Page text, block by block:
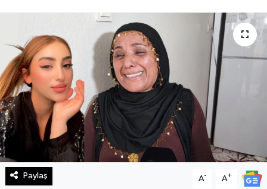
Paylaş A- A+
Manşet Altı
Manşetler
Resmi İlan
Sağlık
Spor